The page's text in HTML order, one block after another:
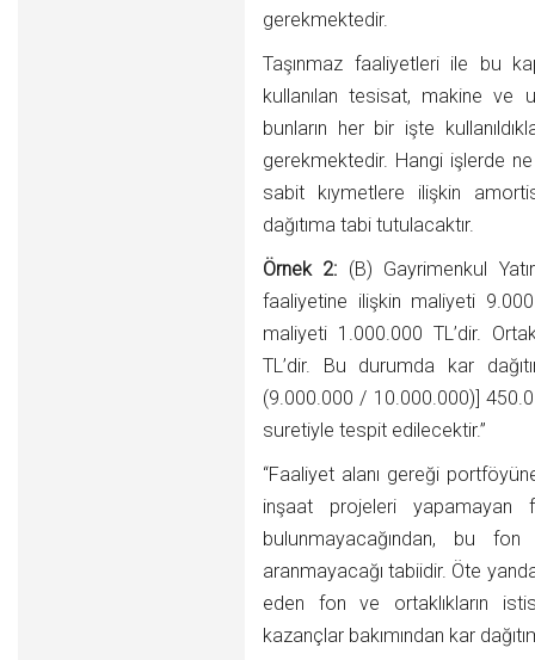
gerekmektedir.
Taşınmaz faaliyetleri ile bu
kullanılan tesisat, makine ve
bunların her bir işte
gerekmektedir. Hangi işlerde
sabit kıymetlere ilişkin
dağıtıma tabi tutulacaktır.
Örnek 2: (B) Gayrimenkul
faaliyetine ilişkin maliyeti
maliyeti 1.000.000 TL’dir.
TL’dir. Bu durumda kar
(9.000.000 / 10.000.000)]
suretiyle tespit edilecektir.”
“Faaliyet alanı gereği
inşaat projeleri yapamayan
bulunmayacağından, bu fon
aranmayacağı tabiidir. Öte
eden fon ve ortaklıkların
kazançlar bakımından kar